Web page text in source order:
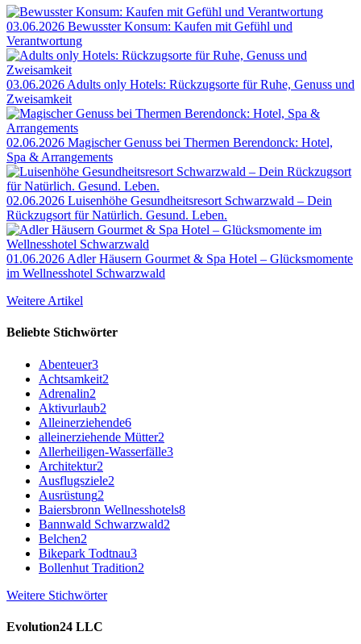
03.06.2026 Bewusster Konsum: Kaufen mit Gefühl und
Verantwortung
03.06.2026 Adults only Hotels: Rückzugsorte für Ruhe, Genuss und
Zweisamkeit
02.06.2026 Magischer Genuss bei Thermen Berendonck: Hotel,
Spa & Arrangements
02.06.2026 Luisenhöhe Gesundheitsresort Schwarzwald – Dein
Rückzugsort für Natürlich. Gesund. Leben.
01.06.2026 Adler Häusern Gourmet & Spa Hotel – Glücksmomente
im Wellnesshotel Schwarzwald
Weitere Artikel
Beliebte Stichwörter
Abenteuer3
Achtsamkeit2
Adrenalin2
Aktivurlaub2
Alleinerziehende6
alleinerziehende Mütter2
Allerheiligen-Wasserfälle3
Architektur2
Ausflugsziele2
Ausrüstung2
Baiersbronn Wellnesshotels8
Bannwald Schwarzwald2
Belchen2
Bikepark Todtnau3
Bollenhut Tradition2
Weitere Stichwörter
Evolution24 LLC